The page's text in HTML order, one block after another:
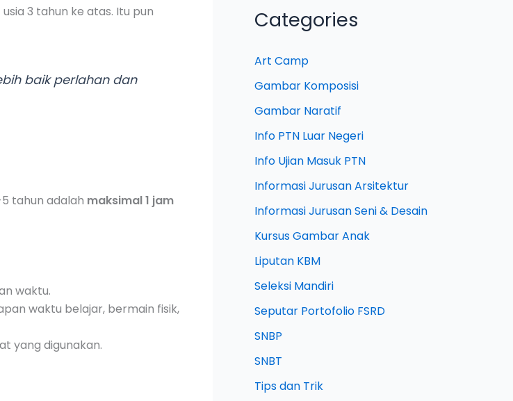
3 tahun ke atas. Itu pun
baik perlahan dan
tahun adalah maksimal 1 jam
waktu.
waktu belajar, bermain fisik,
yang digunakan.
Categories
Art Camp
Gambar Komposisi
Gambar Naratif
Info PTN Luar Negeri
Info Ujian Masuk PTN
Informasi Jurusan Arsitektur
Informasi Jurusan Seni & Desain
Kursus Gambar Anak
Liputan KBM
Seleksi Mandiri
Seputar Portofolio FSRD
SNBP
SNBT
Tips dan Trik